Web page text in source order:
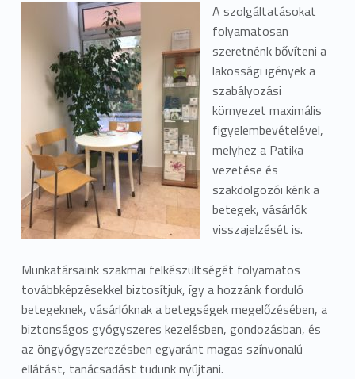
A szolgáltatásokat
folyamatosan
szeretnénk bővíteni a
lakossági igények a
szabályozási
környezet maximális
figyelembevételével,
melyhez a Patika
vezetése és
szakdolgozói kérik a
betegek, vásárlók
visszajelzését is.
Munkatársaink szakmai felkészültségét folyamatos
továbbképzésekkel biztosítjuk, így a hozzánk forduló
betegeknek, vásárlóknak a betegségek megelőzésében, a
biztonságos gyógyszeres kezelésben, gondozásban, és
az öngyógyszerezésben egyaránt magas színvonalú
ellátást, tanácsadást tudunk nyújtani.